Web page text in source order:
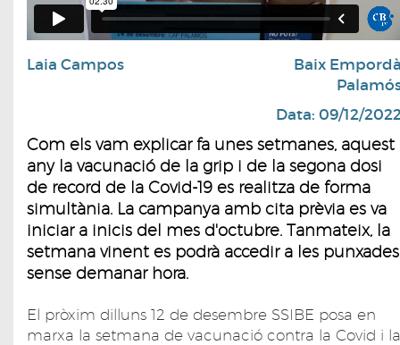
Laia Campos
Baix
Data: 09/12/
Com els vam explicar fa unes setmanes, aquest
any la vacunació de la grip i de la segona dosi
de record de la Covid-19 es realitza de forma
simultània. La campanya amb cita prèvia es va
iniciar a inicis del mes d'octubre. Tanmateix, la
setmana vinent es podrà accedir a les punxades
sense demanar hora.
El pròxim dilluns 12 de desembre SSIBE posa en
marxa la setmana de vacunació contra la Covid i la